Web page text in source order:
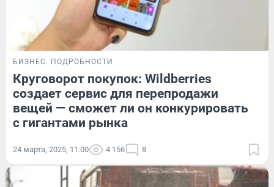
БИЗНЕС ПОДРОБНОСТИ
Круговорот покупок: Wildberries
создает сервис для перепродажи
вещей — сможет ли он конкурировать
с гигантами рынка
24 марта, 2025, 11:00 4 156 8